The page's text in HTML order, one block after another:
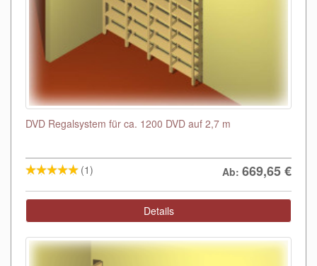
DVD Regalsystem für ca. 1200 DVD auf 2,7 m
(1) Ab: 669,65€
Details